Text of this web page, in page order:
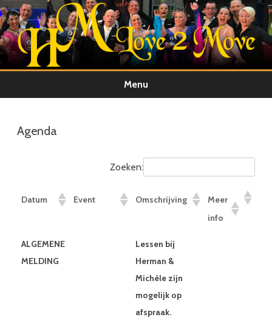
Menu
Agenda
Zoeken:
Datum Event Omschrijving
Meer
info
ALGEMENE
MELDING
Lessen bij
Herman &
Michèle zijn
mogelijk op
afspraak.